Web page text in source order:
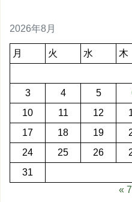
2026年8月
月 火 水 木
3
4 5
10
11 12
17
18 19
24
25 26
31
«